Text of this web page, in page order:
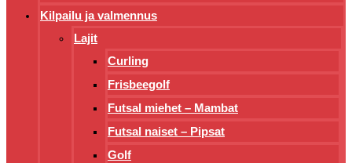
Kilpailu ja valmennus
Lajit
Curling
Frisbeegolf
Futsal miehet – Mambat
Futsal naiset – Pipsat
Golf